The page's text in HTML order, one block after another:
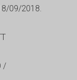
09/2018.
/